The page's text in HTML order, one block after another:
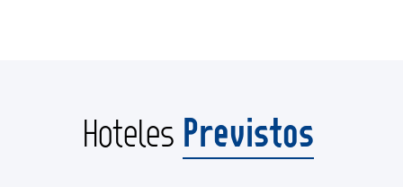
Hoteles Previstos